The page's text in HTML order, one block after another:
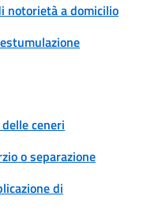
notorietà a domicilio
ceneri
o separazione
di